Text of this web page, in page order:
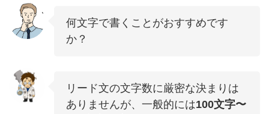
何文字で書くことがおすすめです
か？
リード文の文字数に厳密な決まりは
ありませんが、一般的には100文字〜